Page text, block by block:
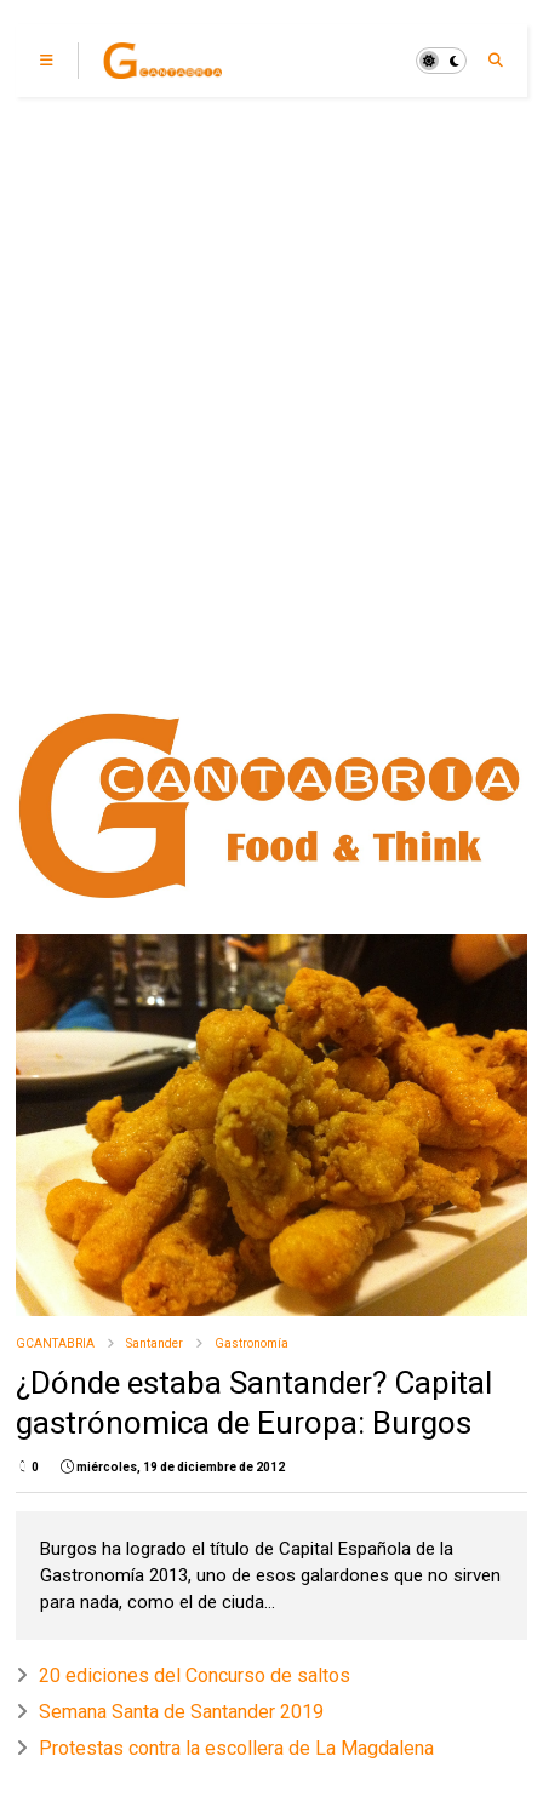
GCANTABRIA Santander Gastronomía
¿Dónde estaba Santander? Capital
gastrónomica de Europa: Burgos
0 miércoles, 19 de diciembre de 2012
Burgos ha logrado el título de Capital Española de la
Gastronomía 2013, uno de esos galardones que no sirven
para nada, como el de ciuda...
20 ediciones del Concurso de saltos
Semana Santa de Santander 2019
Protestas contra la escollera de La Magdalena